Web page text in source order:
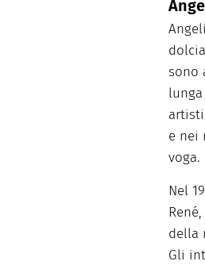
sono
e nei
voga.
Nel
della
Gli